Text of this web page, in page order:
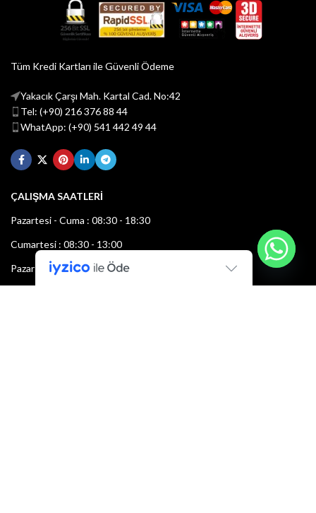
Tüm Kredi Kartları ile Güvenli Ödeme
Yakacık Çarşı Mah. Kartal Cad. No:42
Tel: (+90) 216 376 88 44
WhatApp: (+90) 541 442 49 44
ÇALIŞMA SAATLERİ
Pazartesi - Cuma : 08:30 - 18:30
Cumartesi : 08:30 - 13:00
Pazar: Kapalı